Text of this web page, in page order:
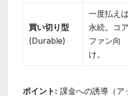
買い切り型
(Durable)
一度払え
永続。コア
ファン向
け。
ポイント: 課金への誘導（ア